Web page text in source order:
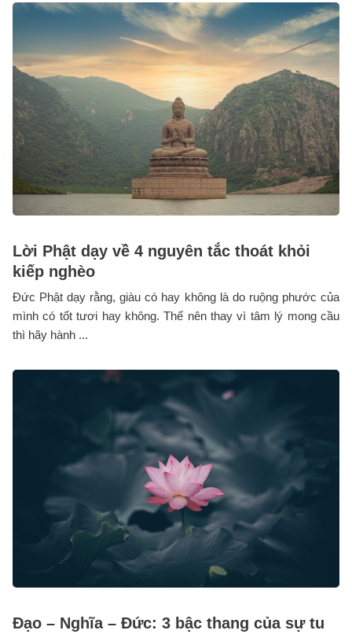
Lời Phật dạy về 4 nguyên tắc thoát khỏi
kiếp nghèo
Đức Phật dạy rằng, giàu có hay không là do ruộng phước của
mình có tốt tươi hay không. Thế nên thay vì tâm lý mong cầu
thì hãy hành ...
Đạo – Nghĩa – Đức: 3 bậc thang của sự tu